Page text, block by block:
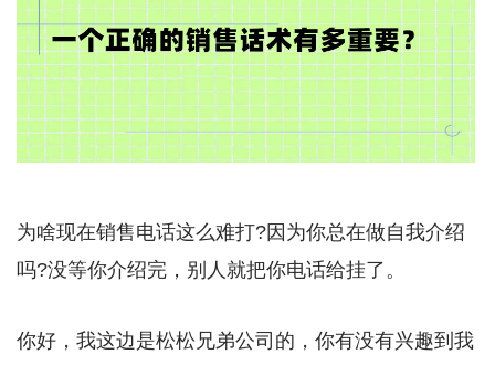
为啥现在销售电话这么难打?因为你总在做自我介绍
吗?没等你介绍完，别人就把你电话给挂了。
你好，我这边是松松兄弟公司的，你有没有兴趣到我